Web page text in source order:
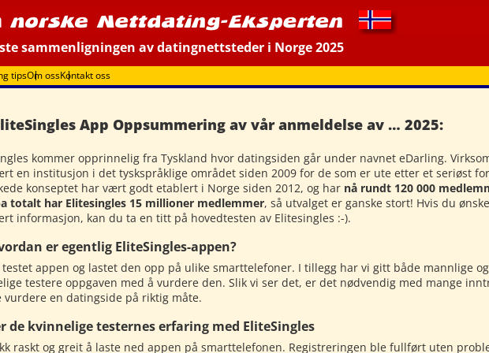
sammenligningen av datingnettsteder i Norge 2025
tipsOm ossKontakt oss
App Oppsummering av vår anmeldelse av … 2025:
kommer opprinnelig fra Tyskland hvor datingsiden går under navnet eDarling.
en institusjon i det tyskspråklige området siden 2009 for de som er ute etter et seriøst
konseptet har vært godt etablert i Norge siden 2012, og har nå rundt 120 000
totalt har Elitesingles 15 millioner medlemmer, så utvalget er ganske stort! Hvis du
informasjon, kan du ta en titt på hovedtesten av Elitesingles :-).
er egentlig EliteSingles-appen?
testet appen og lastet den opp på ulike smarttelefoner. I tillegg har vi gitt både mannlige og
testere oppgaven med å vurdere den. Slik vi ser det, er det nødvendig med mange
vurdere en datingside på riktig måte.
de kvinnelige testernes erfaring med EliteSingles
raskt og greit å laste ned appen på smarttelefonen. Registreringen ble fullført uten